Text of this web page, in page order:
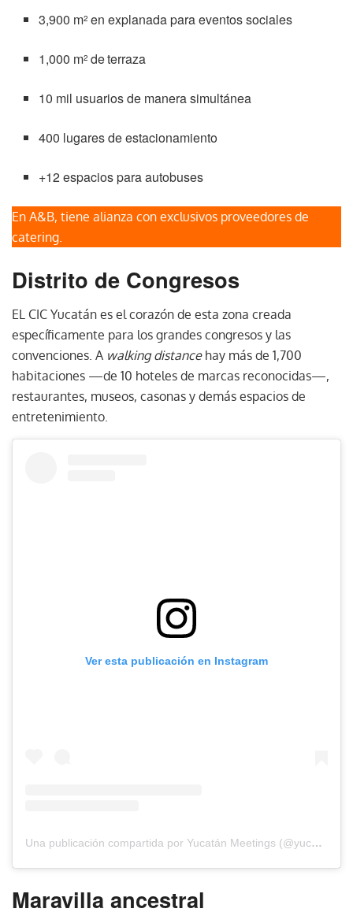
3,900 m2en explanada para eventos sociales
1,000 m2deterraza
10 mil usuarios de manera simultánea
400 lugares de estacionamiento
+12 espacios para autobuses
En A&B, tiene alianza con exclusivos proveedores de
catering.
Distrito de Congresos
EL CIC Yucatán es el corazón de esta zona creada
específicamente para los grandes congresos y las
convenciones. A walking distancehay más de 1,700
habitaciones —de 10 hoteles de marcas reconocidas—,
restaurantes, museos, casonas y demás espacios de
entretenimiento.
Ver esta publicación en Instagram
Una publicación compartida por Yucatán Meetings (@yucatanmeetings)
Maravilla ancestral